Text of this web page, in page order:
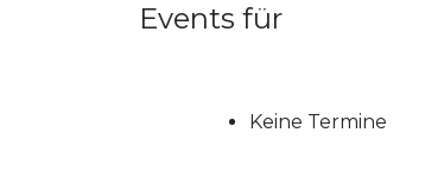
Events für
Keine Termine